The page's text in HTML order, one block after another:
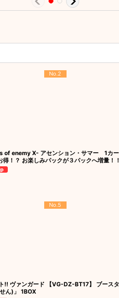
No.2
enemy X- アセンション・サマー 1カー
得！？ お楽しみパックが３パックへ増量！！
No.5
!! ヴァンガード 【VG-DZ-BT17】 ブース
ん)」 1BOX